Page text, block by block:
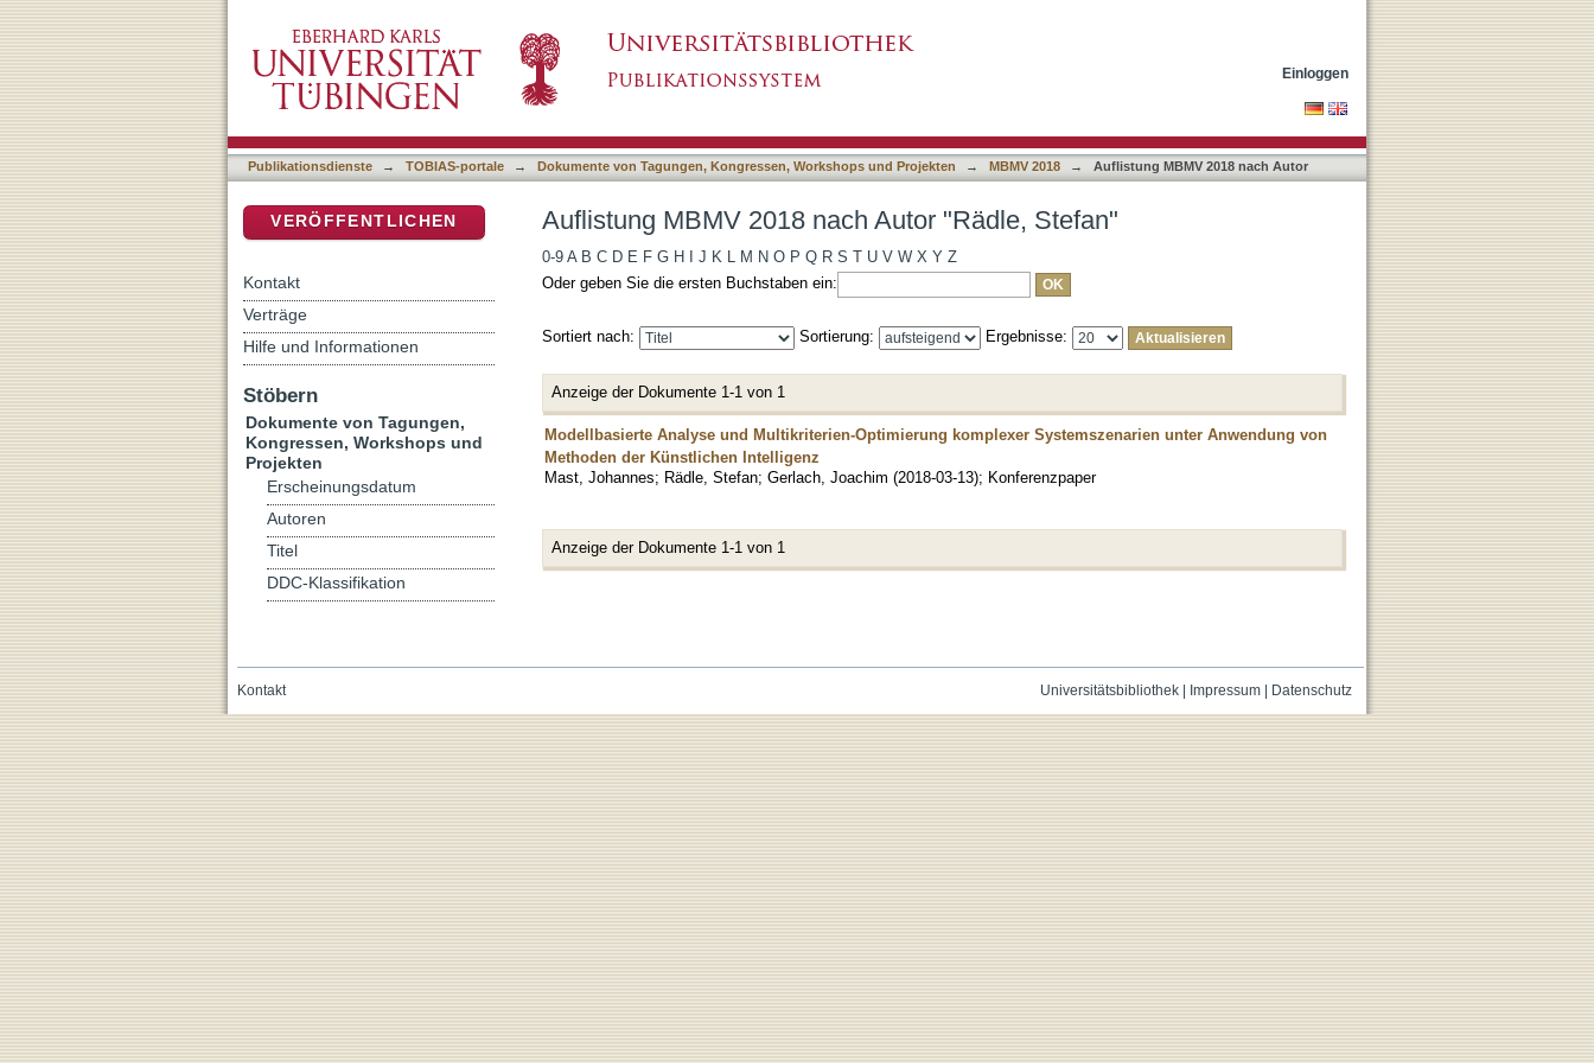
Einloggen
Publikationsdienste → TOBIAS-portale → Dokumente von Tagungen, Kongressen, Workshops und Projekten → MBMV 2018 → Auflistung MBMV 2018 nach Autor
Auflistung MBMV 2018 nach Autor "Rädle, Stefan"
0-9 A B C D E F G H J K L M N O P Q R S T U V W X Y Z
Oder geben Sie die ersten Buchstaben ein:
Sortiert nach: Sortierung: Ergebnisse:
Anzeige der Dokumente 1-1 von 1
Modellbasierte Analyse und Multikriterien-Optimierung komplexer Systemszenarien unter Anwendung von
Methoden der Künstlichen Intelligenz
Mast, Johannes; Rädle, Stefan; Gerlach, Joachim (2018-03-13); Konferenzpaper
Anzeige der Dokumente 1-1 von 1
VERÖFFENTLICHEN
Kontakt
Verträge
Hilfe und Informationen
Stöbern
Dokumente von Tagungen,
Kongressen, Workshops und
Projekten
Erscheinungsdatum
Autoren
Titel
DDC-Klassifikation
Universitätsbibliothek| Impressum| Datenschutz
Kontakt